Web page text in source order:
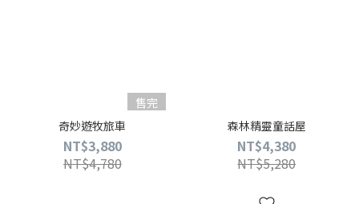
售完
奇妙遊牧旅車
NT$3,880
NT$4,780
森林精靈童話屋
NT$4,380
NT$5,280